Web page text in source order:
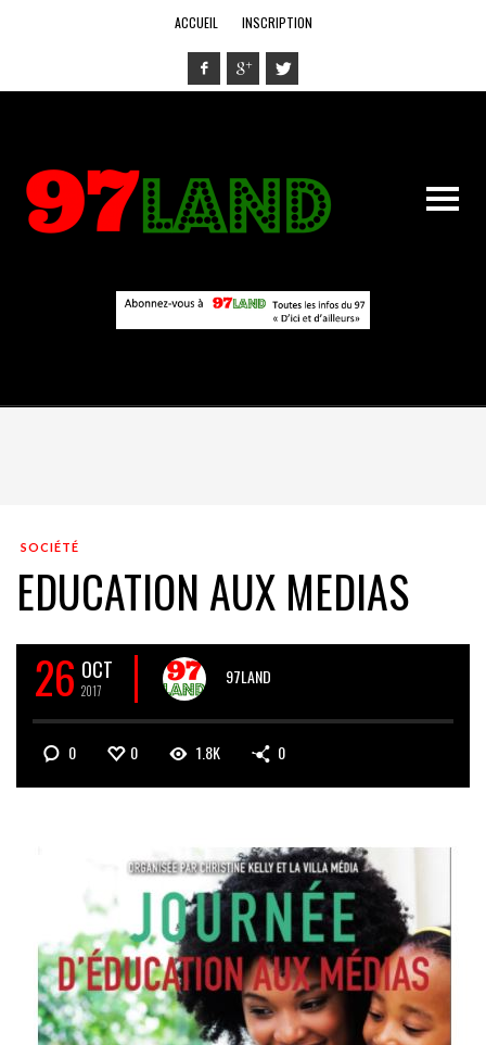
ACCUEIL INSCRIPTION
SOCIÉTÉ
EDUCATION AUX MEDIAS
26 OCT
2017
97LAND
0 0 1.8K 0